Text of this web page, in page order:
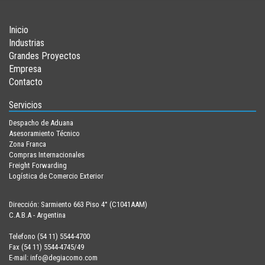
Inicio
Industrias
Grandes Proyectos
Empresa
Contacto
Servicios
Despacho de Aduana
Asesoramiento Técnico
Zona Franca
Compras Internacionales
Freight Forwarding
Logística de Comercio Exterior
Dirección: Sarmiento 663 Piso 4° (C1041AAM)
C.A.B.A - Argentina
Telefono (54 11) 5544-4700
Fax (54 11) 5544-4745/49
E-mail: info@degiacomo.com